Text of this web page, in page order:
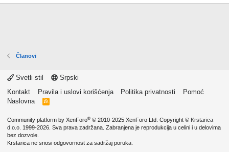
Članovi
Svetli stil
Srpski
Kontakt
Pravila i uslovi korišćenja Politika privatnosti
Pomoć
Naslovna
R
Community platform by XenForo® © 2010-2025 XenForo Ltd. Copyright © Krstarica
d.o.o. 1999-2026. Sva prava zadržana. Zabranjena je reprodukcija u celini i u delovima
bez dozvole.
Krstarica ne snosi odgovornost za sadržaj poruka.